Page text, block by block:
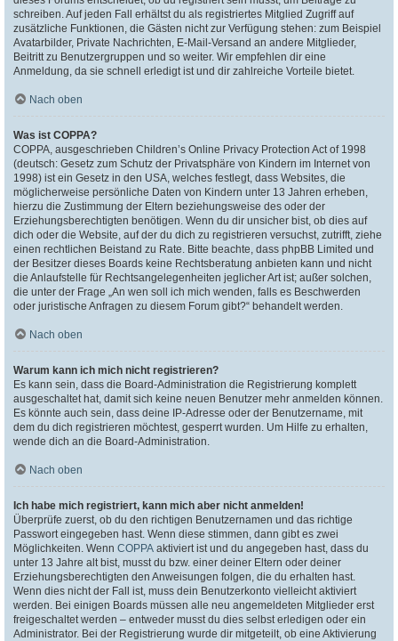
schreiben. Auf jeden Fall erhältst du als registriertes Mitglied Zugriff auf
zusätzliche Funktionen, die Gästen nicht zur Verfügung stehen: zum Beispiel
Avatarbilder, Private Nachrichten, E-Mail-Versand an andere Mitglieder,
Beitritt zu Benutzergruppen und so weiter. Wir empfehlen dir eine
Anmeldung, da sie schnell erledigt ist und dir zahlreiche Vorteile bietet.
Nach oben
Was ist COPPA?
COPPA, ausgeschrieben Children’s Online Privacy Protection Act of 1998
(deutsch: Gesetz zum Schutz der Privatsphäre von Kindern im Internet von
1998) ist ein Gesetz in den USA, welches festlegt, dass Websites, die
möglicherweise persönliche Daten von Kindern unter 13 Jahren erheben,
hierzu die Zustimmung der Eltern beziehungsweise des oder der
Erziehungsberechtigten benötigen. Wenn du dir unsicher bist, ob dies auf
dich oder die Website, auf der du dich zu registrieren versuchst, zutrifft, ziehe
einen rechtlichen Beistand zu Rate. Bitte beachte, dass phpBB Limited und
der Besitzer dieses Boards keine Rechtsberatung anbieten kann und nicht
die Anlaufstelle für Rechtsangelegenheiten jeglicher Art ist; außer solchen,
die unter der Frage „An wen soll ich mich wenden, falls es Beschwerden
oder juristische Anfragen zu diesem Forum gibt?“ behandelt werden.
Nach oben
Warum kann ich mich nicht registrieren?
Es kann sein, dass die Board-Administration die Registrierung komplett
ausgeschaltet hat, damit sich keine neuen Benutzer mehr anmelden können.
Es könnte auch sein, dass deine IP-Adresse oder der Benutzername, mit
dem du dich registrieren möchtest, gesperrt wurden. Um Hilfe zu erhalten,
wende dich an die Board-Administration.
Nach oben
Ich habe mich registriert, kann mich aber nicht anmelden!
Überprüfe zuerst, ob du den richtigen Benutzernamen und das richtige
Passwort eingegeben hast. Wenn diese stimmen, dann gibt es zwei
Möglichkeiten. Wenn COPPA aktiviert ist und du angegeben hast, dass du
unter 13 Jahre alt bist, musst du bzw. einer deiner Eltern oder deiner
Erziehungsberechtigten den Anweisungen folgen, die du erhalten hast.
Wenn dies nicht der Fall ist, muss dein Benutzerkonto vielleicht aktiviert
werden. Bei einigen Boards müssen alle neu angemeldeten Mitglieder erst
freigeschaltet werden – entweder musst du dies selbst erledigen oder ein
Administrator. Bei der Registrierung wurde dir mitgeteilt, ob eine Aktivierung